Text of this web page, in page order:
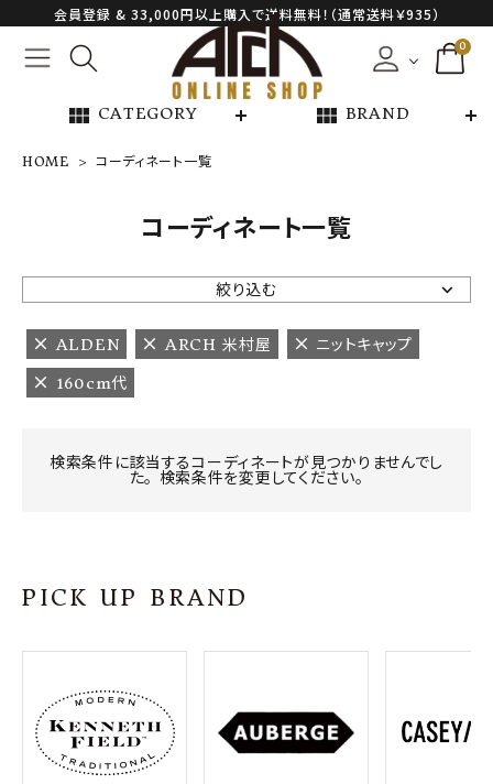
会員登録 & 33,000円以上購入で送料無料！（通常送料￥935）
0
view_module CATEGORY view_module BRAND
NEW ARRIVAL
ARCH EXCLUSIVE
BRAND
CATEGORY
プライバシーポリシー
特定商取引法について
お問い合わせ
OFFICIAL WEB SITE
HOME コーディネート一覧
コーディネート一覧
絞り込む
ALDEN ARCH 米村屋
ニットキャップ
160cm代
検索条件に該当するコーディネートが見つかりませんでし
た。 検索条件を変更してください。
PICK UP BRAND